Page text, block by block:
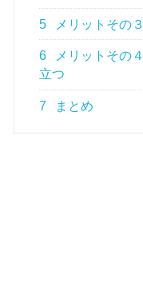
5 メリットその
6
メリットその
立つ
7 まとめ